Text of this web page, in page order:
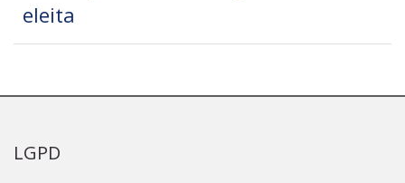
eleita
LGPD